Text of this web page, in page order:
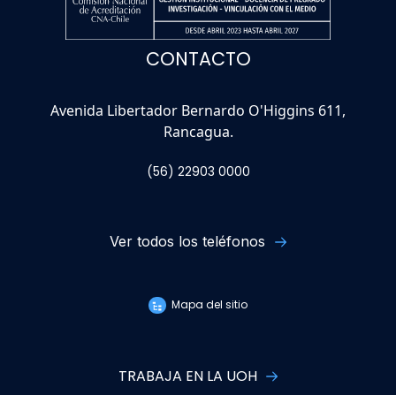
CONTACTO
Avenida Libertador Bernardo O'Higgins 611,
Rancagua.
(56) 22903 0000
Ver todos los teléfonos
Mapa del sitio
TRABAJA EN LA UOH